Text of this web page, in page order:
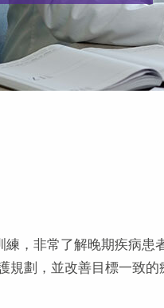
，非常了解晚期疾病患
劃，並改善目標一致